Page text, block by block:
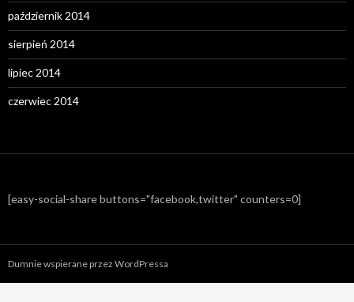
październik 2014
sierpień 2014
lipiec 2014
czerwiec 2014
[easy-social-share buttons="facebook,twitter" counters=0]
Dumnie wspierane przez WordPressa